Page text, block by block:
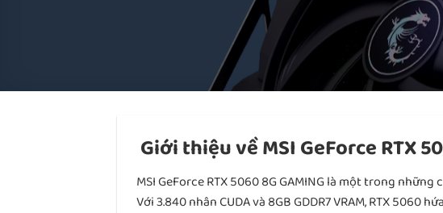
Giới thiệu về MSI GeForce RTX
MSI GeForce RTX 5060 8G GAMING là một trong
Với 3.840 nhân CUDA và 8GB GDDR7 VRAM, RTX